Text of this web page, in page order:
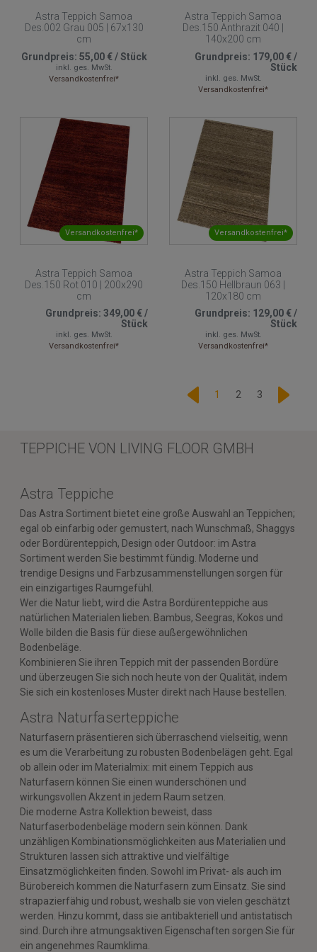
Astra Teppich Samoa
Des.002 Grau 005 | 67x130
cm
Grundpreis: 55,00 €/Stück
inkl. ges. MwSt.
Versandkostenfrei*
Astra Teppich Samoa
Des.150 Anthrazit 040 |
140x200 cm
Grundpreis: 179,00 €/
Stück
inkl. ges. MwSt.
Versandkostenfrei*
Versandkostenfrei*
Astra Teppich Samoa
Des.150 Rot 010 | 200x290
cm
Grundpreis: 349,00 €/
Stück
inkl. ges. MwSt.
Versandkostenfrei*
Versandkostenfrei*
Astra Teppich Samoa
Des.150 Hellbraun 063 |
120x180 cm
Grundpreis: 129,00 €/
Stück
inkl. ges. MwSt.
Versandkostenfrei*
1 2 3
TEPPICHE VON LIVING FLOOR GMBH
Astra Teppiche
Das Astra Sortiment bietet eine große Auswahl an Teppichen;
egal ob einfarbig oder gemustert, nach Wunschmaß, Shaggys
oder Bordürenteppich, Design oder Outdoor: im Astra
Sortiment werden Sie bestimmt fündig. Moderne und
trendige Designs und Farbzusammenstellungen sorgen für
ein einzigartiges Raumgefühl.
Wer die Natur liebt, wird die Astra Bordürenteppiche aus
natürlichen Materialen lieben. Bambus, Seegras, Kokos und
Wolle bilden die Basis für diese außergewöhnlichen
Bodenbeläge.
Kombinieren Sie ihren Teppich mit der passenden Bordüre
und überzeugen Sie sich noch heute von der Qualität, indem
Sie sich ein kostenloses Muster direkt nach Hause bestellen.
Astra Naturfaserteppiche
Naturfasern präsentieren sich überraschend vielseitig, wenn
es um die Verarbeitung zu robusten Bodenbelägen geht. Egal
ob allein oder im Materialmix: mit einem Teppich aus
Naturfasern können Sie einen wunderschönen und
wirkungsvollen Akzent in jedem Raum setzen.
Die moderne Astra Kollektion beweist, dass
Naturfaserbodenbeläge modern sein können. Dank
unzähligen Kombinationsmöglichkeiten aus Materialien und
Strukturen lassen sich attraktive und vielfältige
Einsatzmöglichkeiten finden. Sowohl im Privat- als auch im
Bürobereich kommen die Naturfasern zum Einsatz. Sie sind
strapazierfähig und robust, weshalb sie von vielen geschätzt
werden. Hinzu kommt, dass sie antibakteriell und antistatisch
sind. Durch ihre atmungsaktiven Eigenschaften sorgen Sie für
ein angenehmes Raumklima.